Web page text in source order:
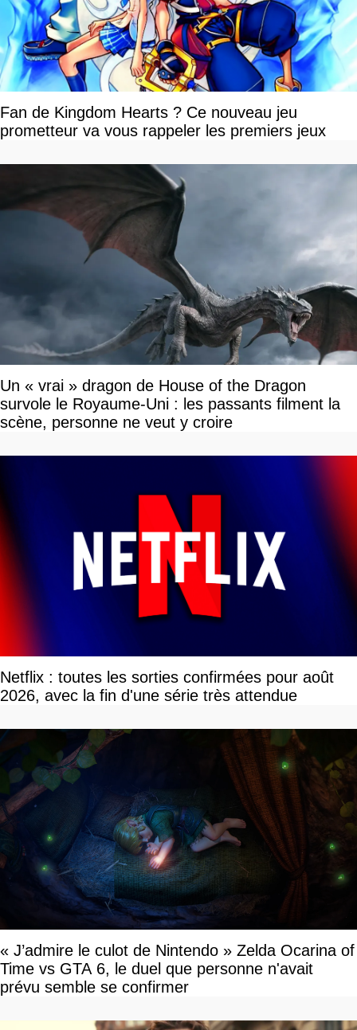
Fan de Kingdom Hearts ? Ce nouveau jeu
prometteur va vous rappeler les premiers jeux
Un « vrai » dragon de House of the Dragon
survole le Royaume-Uni : les passants filment la
scène, personne ne veut y croire
Netflix : toutes les sorties confirmées pour août
2026, avec la fin d'une série très attendue
« J’admire le culot de Nintendo » Zelda Ocarina of
Time vs GTA 6, le duel que personne n'avait
prévu semble se confirmer